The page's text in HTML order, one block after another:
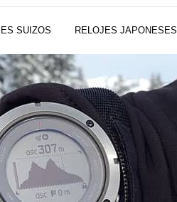
SUIZOS RELOJES JAPONESES